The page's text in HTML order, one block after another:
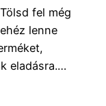
fel még
lenne
eladásra.…